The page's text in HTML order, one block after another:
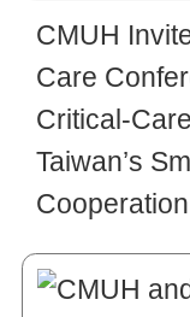
CMUH
Care
Critical-
Taiwan’s
Cooperation